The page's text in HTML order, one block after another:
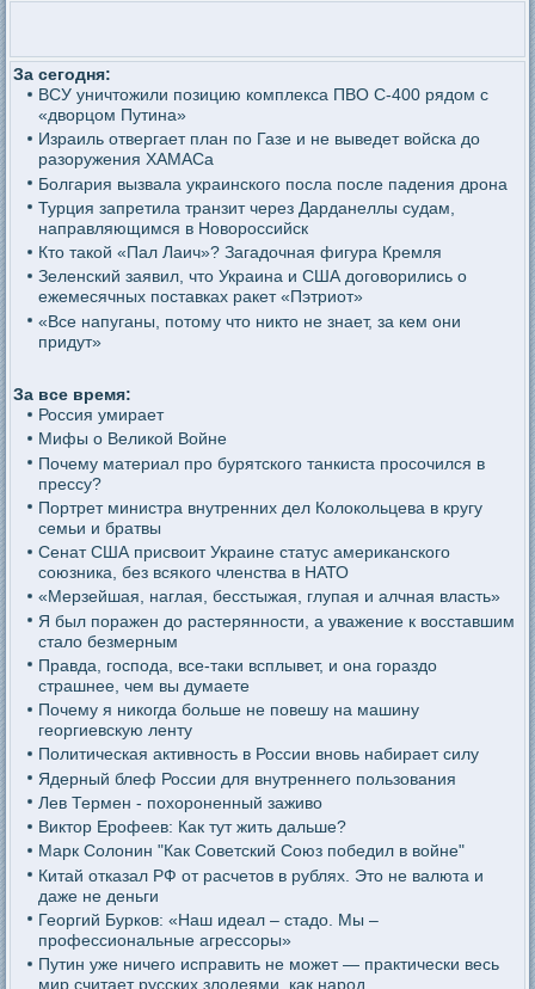
За сегодня:
ВСУ уничтожили позицию комплекса ПВО С-400 рядом с
«дворцом Путина»
Израиль отвергает план по Газе и не выведет войска до
разоружения ХАМАСа
Болгария вызвала украинского посла после падения дрона
Турция запретила транзит через Дарданеллы судам,
направляющимся в Новороссийск
Кто такой «Пал Лаич»? Загадочная фигура Кремля
Зеленский заявил, что Украина и США договорились о
ежемесячных поставках ракет «Пэтриот»
«Все напуганы, потому что никто не знает, за кем они
придут»
За все время:
Россия умирает
Мифы о Великой Войне
Почему материал про бурятского танкиста просочился в
прессу?
Портрет министра внутренних дел Колокольцева в кругу
семьи и братвы
Сенат США присвоит Украине статус американского
союзника, без всякого членства в НАТО
«Мерзейшая, наглая, бесстыжая, глупая и алчная власть»
Я был поражен до растерянности, а уважение к восставшим
стало безмерным
Правда, господа, все-таки всплывет, и она гораздо
страшнее, чем вы думаете
Почему я никогда больше не повешу на машину
георгиевскую ленту
Политическая активность в России вновь набирает силу
Ядерный блеф России для внутреннего пользования
Лев Термен - похороненный заживо
Виктор Ерофеев: Как тут жить дальше?
Марк Солонин "Как Советский Союз победил в войне"
Китай отказал РФ от расчетов в рублях. Это не валюта и
даже не деньги
Георгий Бурков: «Наш идеал – стадо. Мы –
профессиональные агрессоры»
Путин уже ничего исправить не может — практически весь
мир считает русских злодеями, как народ